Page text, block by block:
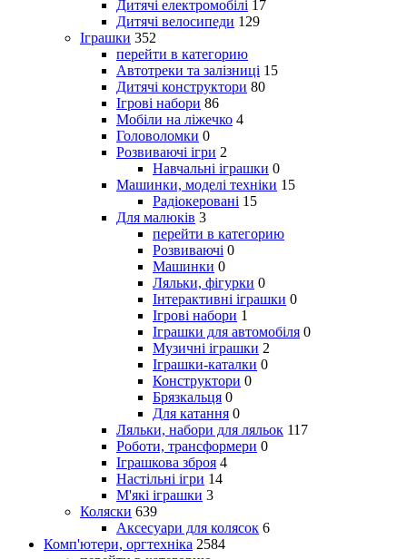
Дитячі електромобілі 17
Дитячі велосипеди 129
Іграшки 352
перейти в категорию
Автотреки та залізниці 15
Дитячі конструктори 80
Ігрові набори 86
Мобіли на ліжечко 4
Головоломки 0
Розвиваючі ігри 2
Навчальні іграшки 0
Машинки, моделі техніки 15
Радіокеровані 15
Для малюків 3
перейти в категорию
Розвиваючі 0
Машинки 0
Ляльки, фігурки 0
Інтерактивні іграшки 0
Ігрові набори 1
Іграшки для автомобіля 0
Музичні іграшки 2
Іграшки-каталки 0
Конструктори 0
Брязкальця 0
Для катання 0
Ляльки, набори для ляльок 117
Роботи, трансформери 0
Іграшкова зброя 4
Настільні ігри 14
М'які іграшки 3
Коляски 639
Аксесуари для колясок 6
Комп'ютери, оргтехніка 2584